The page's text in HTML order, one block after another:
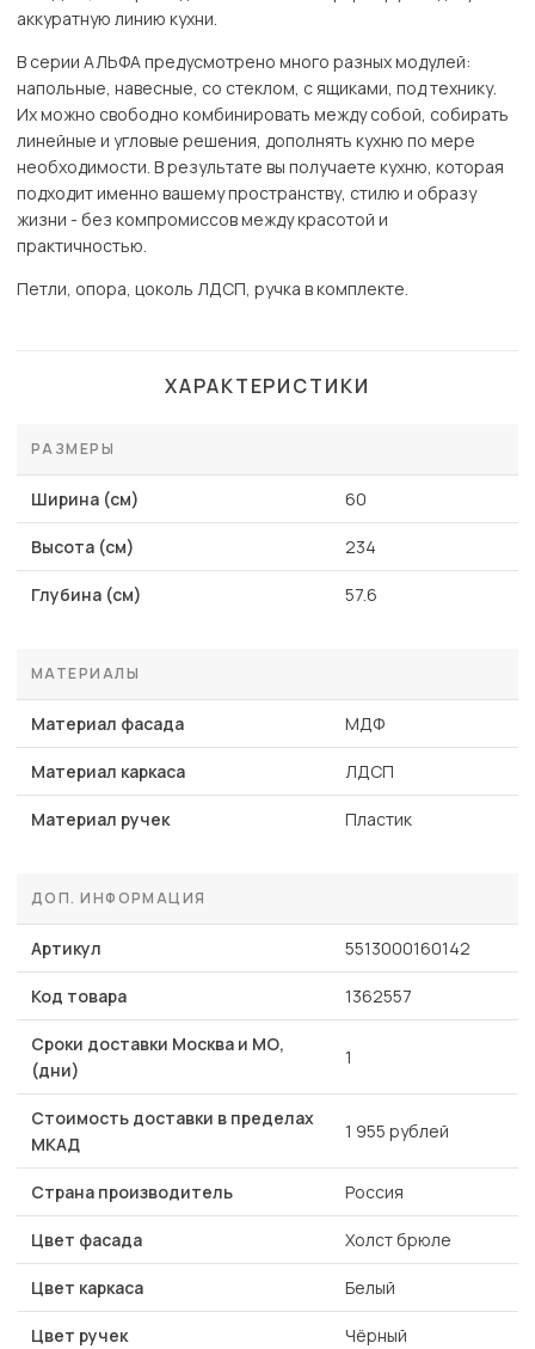
аккуратную линию кухни.
В серии АЛЬФА предусмотрено много разных модулей:
напольные, навесные, со стеклом, с ящиками, под технику.
Их можно свободно комбинировать между собой, собирать
линейные и угловые решения, дополнять кухню по мере
необходимости. В результате вы получаете кухню, которая
подходит именно вашему пространству, стилю и образу
жизни - без компромиссов между красотой и
практичностью.
Петли, опора, цоколь ЛДСП, ручка в комплекте.
ХАРАКТЕРИСТИКИ
РАЗМЕРЫ
Ширина (см) 60
Высота (см) 234
Глубина (см) 57.6
МАТЕРИАЛЫ
Материал фасада МДФ
Материал каркаса ЛДСП
Материал ручек Пластик
ДОП. ИНФОРМАЦИЯ
Артикул 5513000160142
Код товара 1362557
Сроки доставки Москва и МО,
(дни)
1
Стоимость доставки в пределах
МКАД
1 955 рублей
Страна производитель Россия
Цвет фасада Холст брюле
Цвет каркаса Белый
Цвет ручек Чёрный